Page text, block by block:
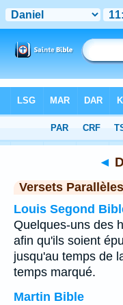
Chapitre 11> Verset 35
◄
Versets Parallèles
Louis Segond
Quelques-uns des
afin qu'ils soient
jusqu'au temps de
temps marqué.
Martin Bible